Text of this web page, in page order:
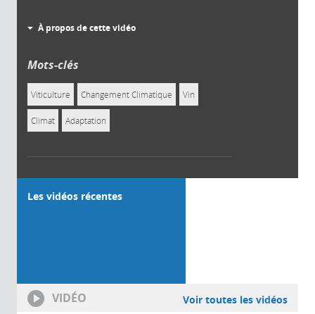
À propos de cette vidéo
Mots-clés
Viticulture Changement Climatique Vin
Climat Adaptation
Les vidéos récentes
VIDÉO Voir toutes les vidéos